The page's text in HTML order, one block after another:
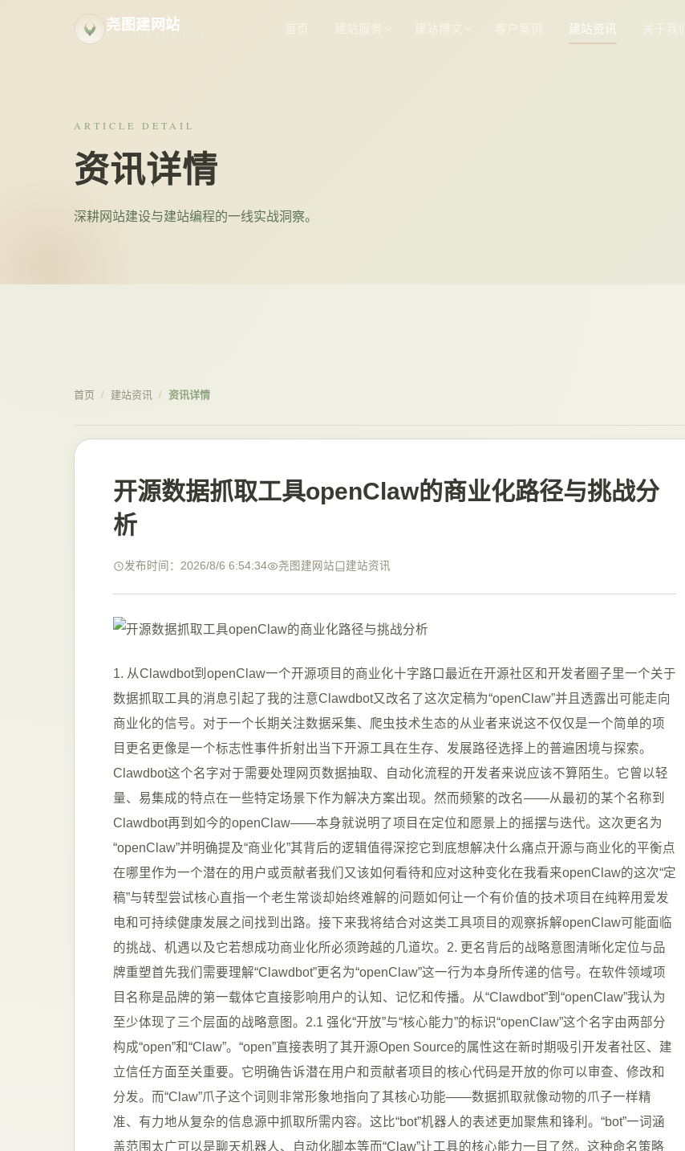
尧图建网站 首页 建站服务 建站博文 客户案例 建站资讯 关于我们
ARTICLE DETAIL
资讯详情
深耕网站建设与建站编程的一线实战洞察。
首页 / 建站资讯 / 资讯详情
开源数据抓取工具openClaw的商业化路径与挑战分
析
发布时间：2026/8/6 6:54:34 尧图建网站 建站资讯
1. 从Clawdbot到openClaw一个开源项目的商业化十字路口最近在开源社区和开发者圈子里一个关于
数据抓取工具的消息引起了我的注意Clawdbot又改名了这次定稿为“openClaw”并且透露出可能走向
商业化的信号。对于一个长期关注数据采集、爬虫技术生态的从业者来说这不仅仅是一个简单的项
目更名更像是一个标志性事件折射出当下开源工具在生存、发展路径选择上的普遍困境与探索。
Clawdbot这个名字对于需要处理网页数据抽取、自动化流程的开发者来说应该不算陌生。它曾以轻
量、易集成的特点在一些特定场景下作为解决方案出现。然而频繁的改名——从最初的某个名称到
Clawdbot再到如今的openClaw——本身就说明了项目在定位和愿景上的摇摆与迭代。这次更名为
“openClaw”并明确提及“商业化”其背后的逻辑值得深挖它到底想解决什么痛点开源与商业化的平衡点
在哪里作为一个潜在的用户或贡献者我们又该如何看待和应对这种变化在我看来openClaw的这次“定
稿”与转型尝试核心直指一个老生常谈却始终难解的问题如何让一个有价值的技术项目在纯粹用爱发
电和可持续健康发展之间找到出路。接下来我将结合对这类工具项目的观察拆解openClaw可能面临
的挑战、机遇以及它若想成功商业化所必须跨越的几道坎。2. 更名背后的战略意图清晰化定位与品
牌重塑首先我们需要理解“Clawdbot”更名为“openClaw”这一行为本身所传递的信号。在软件领域项
目名称是品牌的第一载体它直接影响用户的认知、记忆和传播。从“Clawdbot”到“openClaw”我认为
至少体现了三个层面的战略意图。2.1 强化“开放”与“核心能力”的标识“openClaw”这个名字由两部分
构成“open”和“Claw”。“open”直接表明了其开源Open Source的属性这在新时期吸引开发者社区、建
立信任方面至关重要。它明确告诉潜在用户和贡献者项目的核心代码是开放的你可以审查、修改和
分发。而“Claw”爪子这个词则非常形象地指向了其核心功能——数据抓取就像动物的爪子一样精
准、有力地从复杂的信息源中抓取所需内容。这比“bot”机器人的表述更加聚焦和锋利。“bot”一词涵
盖范围太广可以是聊天机器人、自动化脚本等而“Claw”让工具的核心能力一目了然。这种命名策略